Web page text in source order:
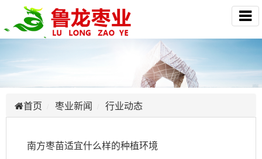
首页 枣业新闻 行业动态
南方枣苗适宜什么样的种植环境